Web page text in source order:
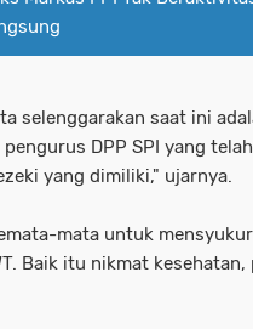
selenggarakan saat ini
DPP SPI yang
yang dimiliki," ujarnya.
mata untuk
Baik itu nikmat kesehatan,